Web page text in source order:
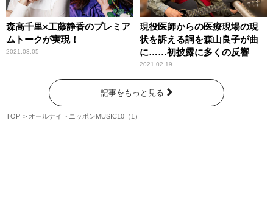
森高千里×工藤静香のプレミア
ムトークが実現！
2021.03.05
現役医師からの医療現場の現
状を訴える詞を森山良子が曲
に……初披露に多くの反響
2021.02.19
記事をもっと見る
TOP オールナイトニッポンMUSIC10（1）